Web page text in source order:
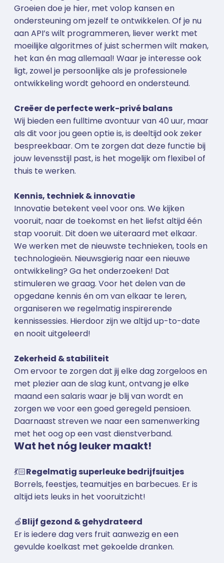
Groeien doe je hier, met volop kansen en
ondersteuning om jezelf te ontwikkelen. Of je nu
aan API’s wilt programmeren, liever werkt met
moeilijke algoritmes of juist schermen wilt maken,
het kan én mag allemaal! Waar je interesse ook
ligt, zowel je persoonlijke als je professionele
ontwikkeling wordt gehoord en ondersteund.
Creëer de perfecte werk-privé balans
Wij bieden een fulltime avontuur van 40 uur, maar
als dit voor jou geen optie is, is deeltijd ook zeker
bespreekbaar. Om te zorgen dat deze functie bij
jouw levensstijl past, is het mogelijk om flexibel of
thuis te werken.
Kennis, techniek & innovatie
Innovatie betekent veel voor ons. We kijken
vooruit, naar de toekomst en het liefst altijd één
stap vooruit. Dit doen we uiteraard met elkaar.
We werken met de nieuwste technieken, tools en
technologieën. Nieuwsgierig naar een nieuwe
ontwikkeling? Ga het onderzoeken! Dat
stimuleren we graag. Voor het delen van de
opgedane kennis én om van elkaar te leren,
organiseren we regelmatig inspirerende
kennissessies. Hierdoor zijn we altijd up-to-date
en nooit uitgeleerd!
Zekerheid & stabiliteit
Om ervoor te zorgen dat jij elke dag zorgeloos en
met plezier aan de slag kunt, ontvang je elke
maand een salaris waar je blij van wordt en
zorgen we voor een goed geregeld pensioen.
Daarnaast streven we naar een samenwerking
met het oog op een vast dienstverband.
Wat het nóg leuker maakt!
💃🏻Regelmatig superleuke bedrijfsuitjes
Borrels, feestjes, teamuitjes en barbecues. Er is
altijd iets leuks in het vooruitzicht!
🍏Blijf gezond & gehydrateerd
Er is iedere dag vers fruit aanwezig en een
gevulde koelkast met gekoelde dranken.